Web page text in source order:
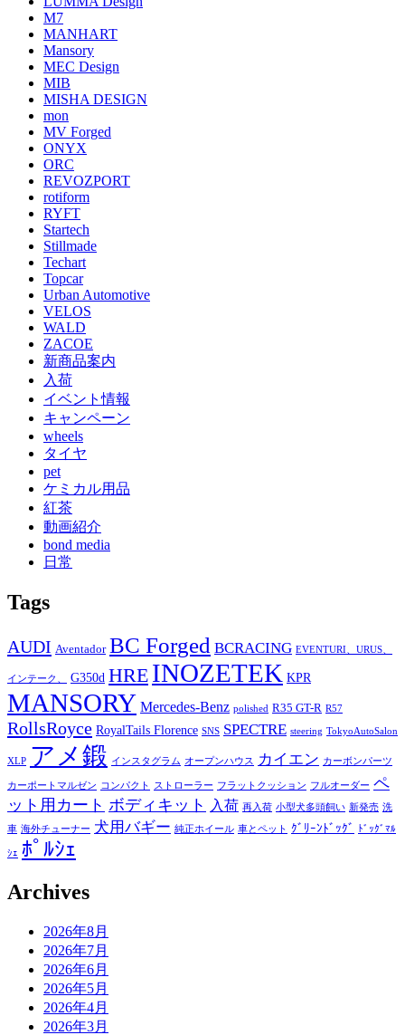
M7
MANHART
Mansory
MEC Design
MIB
MISHA DESIGN
mon
MV Forged
ONYX
ORC
REVOZPORT
rotiform
RYFT
Startech
Stillmade
Techart
Topcar
Urban Automotive
VELOS
WALD
ZACOE
新商品案内
入荷
イベント情報
キャンペーン
wheels
タイヤ
pet
ケミカル用品
紅茶
動画紹介
bond media
日常
Tags
AUDI Aventador BC Forged BCRACING EVENTURI、URUS、
インテーク、 G350d HRE INOZETEK KPR
MANSORY Mercedes-Benz polished R35 GT-R R57
RollsRoyce RoyalTails Florence SNS SPECTRE steering TokyoAutoSalon
XLP アメ鍛 インスタグラム オープンハウス カイエン カーボンパーツ
カーポートマルゼン コンパクト ストローラー フラットクッション フルオーダー ペ
ット用カート ボディキット 入荷 再入荷 小型犬多頭飼い 新発売 洗
車 海外チューナー 犬用バギー 純正ホイール 車とペット ｸﾞﾘｰﾝﾄﾞｯｸﾞ ﾄﾞｯｸﾞﾏﾙ
ｼｪ ﾎﾟﾙｼｪ
Archives
2026年8月
2026年7月
2026年6月
2026年5月
2026年4月
2026年3月